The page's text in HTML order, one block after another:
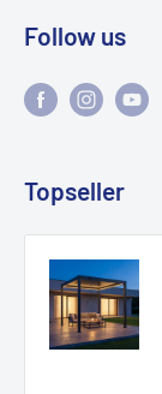
Follow us
Topseller